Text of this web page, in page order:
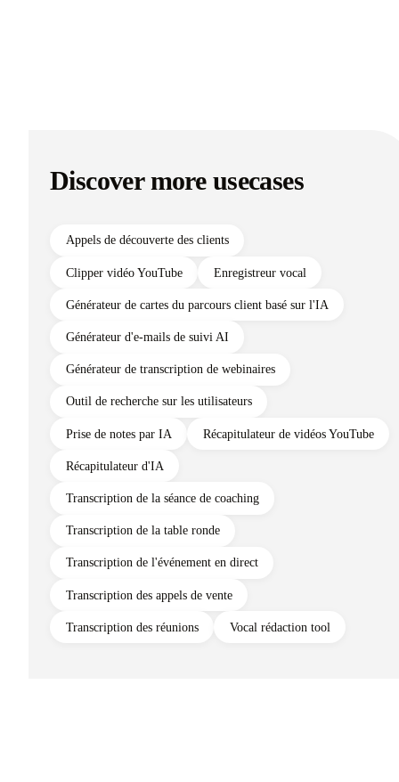
Discover more usecases
Appels de découverte des clients
Clipper vidéo YouTube Enregistreur vocal
Générateur de cartes du parcours client basé sur l'IA
Générateur d'e-mails de suivi AI
Générateur de transcription de webinaires
Outil de recherche sur les utilisateurs
Prise de notes par IA Récapitulateur de vidéos YouTube
Récapitulateur d'IA
Transcription de la séance de coaching
Transcription de la table ronde
Transcription de l'événement en direct
Transcription des appels de vente
Transcription des réunions Vocal rédaction tool